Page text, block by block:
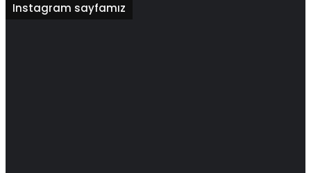
Instagram sayfamız